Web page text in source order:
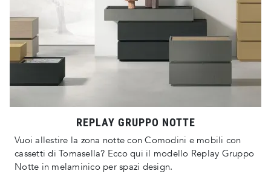
REPLAY GRUPPO NOTTE
Vuoi allestire la zona notte con Comodini e mobili con
cassetti di Tomasella? Ecco qui il modello Replay Gruppo
Notte in melaminico per spazi design.